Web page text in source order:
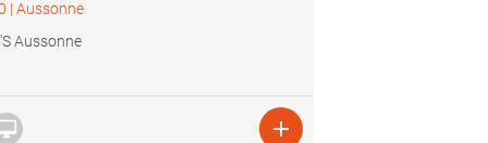
|Aussonne
Aussonne
